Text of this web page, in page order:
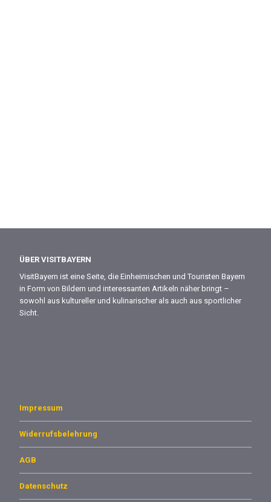
ÜBER VISITBAYERN
VisitBayern ist eine Seite, die Einheimischen und Touristen Bayern
in Form von Bildern und interessanten Artikeln näher bringt –
sowohl aus kultureller und kulinarischer als auch aus sportlicher
Sicht.
Impressum
Widerrufsbelehrung
AGB
Datenschutz